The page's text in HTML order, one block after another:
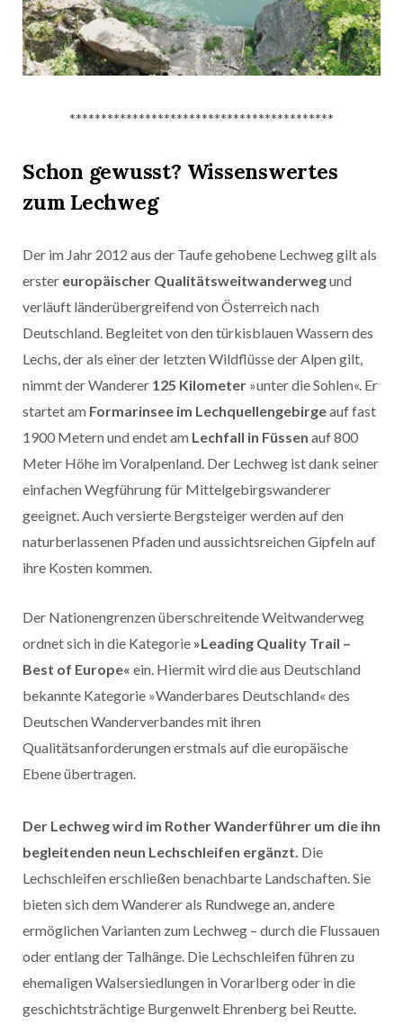
******************************************
Schon gewusst? Wissenswertes
zum Lechweg
Der im Jahr 2012 aus der Taufe gehobene Lechweg gilt als
erster europäischer Qualitätsweitwanderwegund
verläuft länderübergreifend von Österreich nach
Deutschland. Begleitet von den türkisblauen Wassern des
Lechs, der als einer der letzten Wildflüsse der Alpen gilt,
nimmt der Wanderer 125 Kilometer »unter die Sohlen«. Er
startet am Formarinsee im Lechquellengebirgeauf fast
1900 Metern und endet am Lechfall in Füssen auf 800
Meter Höhe im Voralpenland. Der Lechweg ist dank seiner
einfachen Wegführung für Mittelgebirgswanderer
geeignet. Auch versierte Bergsteiger werden auf den
naturberlassenen Pfaden und aussichtsreichen Gipfeln auf
ihre Kosten kommen.
Der Nationengrenzen überschreitende Weitwanderweg
ordnet sich in die Kategorie »Leading Quality Trail –
Best of Europe« ein. Hiermit wird die aus Deutschland
bekannte Kategorie »Wanderbares Deutschland« des
Deutschen Wanderverbandes mit ihren
Qualitätsanforderungen erstmals auf die europäische
Ebene übertragen.
Der Lechweg wird im Rother Wanderführer um die ihn
begleitenden neun Lech­schleifen ergänzt. Die
Lechschleifen erschließen benachbarte Landschaften. Sie
bieten sich dem Wanderer als Rundwege an, andere
ermöglichen Varianten zum Lechweg – durch die Flussauen
oder entlang der Talhänge. Die Lechschleifen führen zu
ehemaligen Walsersiedlungen in Vorarlberg oder in die
geschichtsträchtige Burgenwelt Ehrenberg bei Reutte.